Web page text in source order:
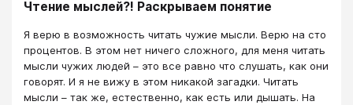
Чтение мыслей?! Раскрываем понятие
Я верю в возможность читать чужие мысли. Верю на сто
процентов. В этом нет ничего сложного, для меня читать
мысли чужих людей – это все равно что слушать, как они
говорят. И я не вижу в этом никакой загадки. Читать
мысли – так же, естественно, как есть или дышать. На